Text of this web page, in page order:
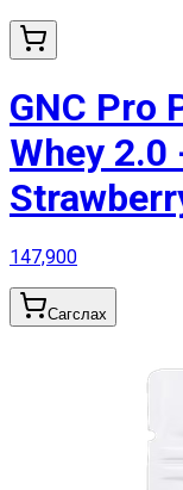
GNC Pro
Whey 2.0
147,900
Сагслах